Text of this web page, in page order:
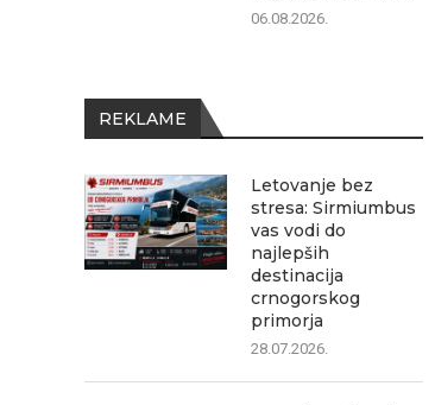
06.08.2026.
REKLAME
Letovanje bez
stresa: Sirmiumbus
vas vodi do
najlepših
destinacija
crnogorskog
primorja
28.07.2026.